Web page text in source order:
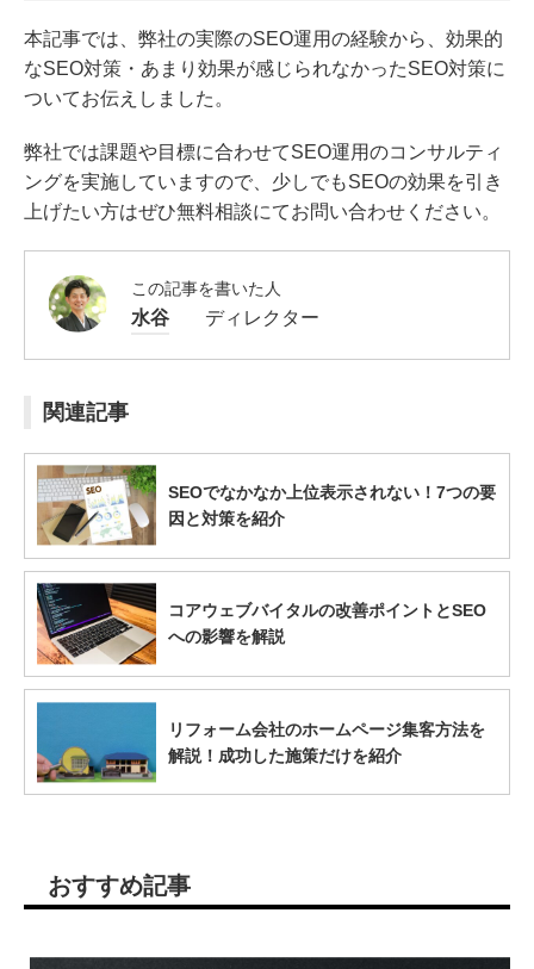
本記事では、弊社の実際のSEO運用の経験から、効果的
なSEO対策・あまり効果が感じられなかったSEO対策に
ついてお伝えしました。
弊社では課題や目標に合わせてSEO運用のコンサルティ
ングを実施していますので、少しでもSEOの効果を引き
上げたい方はぜひ無料相談にてお問い合わせください。
この記事を書いた人
水谷 ディレクター
関連記事
SEOでなかなか上位表示されない！7つの要
因と対策を紹介
コアウェブバイタルの改善ポイントとSEO
への影響を解説
リフォーム会社のホームページ集客方法を
解説！成功した施策だけを紹介
おすすめ記事